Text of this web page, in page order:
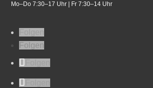
Mo–Do 7:30–17 Uhr | Fr 7:30–14 Uhr
Folgen